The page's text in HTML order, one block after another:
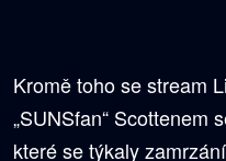
Kromě toho se stream
„SUNSfan“ Scottenem
které se týkaly